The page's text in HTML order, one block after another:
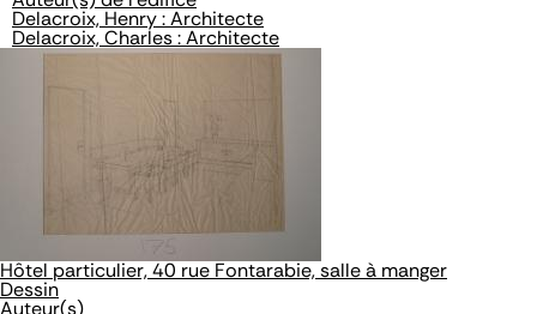
Delacroix, Henry : Architecte
Delacroix, Charles : Architecte
Hôtel particulier, 40 rue Fontarabie, salle à manger
Dessin
Auteur(s)